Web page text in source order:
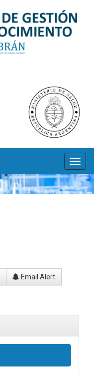
Email Alert